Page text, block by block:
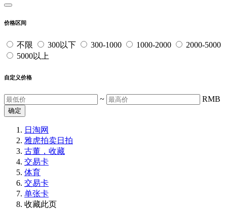
价格区间
不限 300以下 300-1000 1000-2000
2000-5000
5000以上
自定义价格
~ RMB
确定
日淘网
雅虎拍卖日拍
古董，收藏
交易卡
体育
交易卡
单张卡
收藏此页